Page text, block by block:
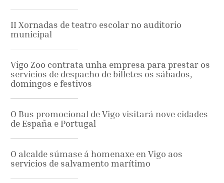
II Xornadas de teatro escolar no auditorio
municipal
Vigo Zoo contrata unha empresa para prestar os
servicios de despacho de billetes os sábados,
domingos e festivos
O Bus promocional de Vigo visitará nove cidades
de España e Portugal
O alcalde súmase á homenaxe en Vigo aos
servicios de salvamento marítimo